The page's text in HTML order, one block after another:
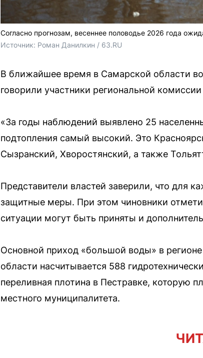
Согласно прогнозам, весеннее половодье 2026 года
Источник: Роман Данилкин / 63.RU
В ближайшее время в Самарской области
говорили участники региональной
«За годы наблюдений выявлено 25
подтопления самый высокий. Это
Сызранский, Хворостянский, а также
Представители властей заверили, что для
защитные меры. При этом чиновники
ситуации могут быть приняты и
Основной приход «большой воды» в
области насчитывается 588
переливная плотина в Пестравке, которую
местного муниципалитета.